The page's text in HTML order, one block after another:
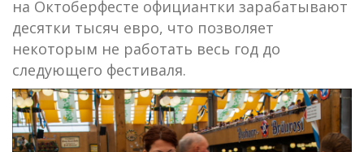
на Октоберфесте официантки зарабатывают
десятки тысяч евро, что позволяет
некоторым не работать весь год до
следующего фестиваля.